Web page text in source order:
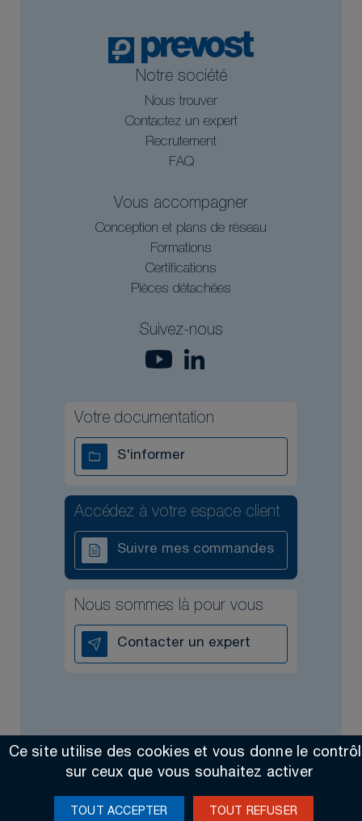
Notre société
Nous trouver
Contactez un expert
Recrutement
FAQ
Vous accompagner
Conception et plans de réseau
Formations
Certifications
Pièces détachées
Suivez-nous
Votre documentation
S'informer
Accédez à votre espace client
Suivre mes commandes
Nous sommes là pour vous
Contacter un expert
Tous droits réservés @2026 Contact Mentions légales
Ce site utilise des cookies et vous donne le
sur ceux que vous souhaitez activer
TOUT ACCEPTER TOUT REFUSER